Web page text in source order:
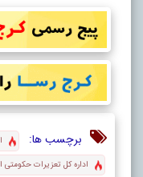
برچسب ها:
اداره کل تعزیرات حکومتی